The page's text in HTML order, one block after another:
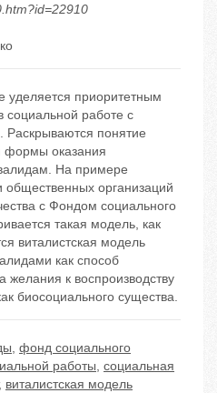
уделяется приоритетным
социальной работе с
понятие
формы оказания
На примере
общественных организаций
с Фондом социального
такая модель, как
виталистская модель
как способ
к воспроизводству
биосоциального существа.
, фонд социального
работы, социальная
виталистская модель